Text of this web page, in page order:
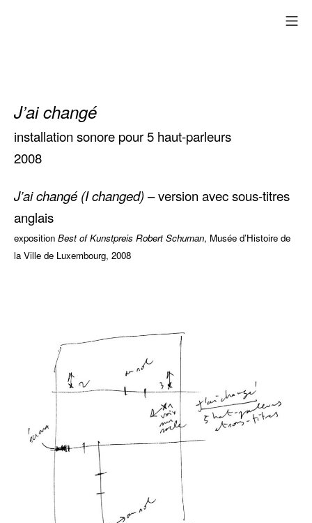
J’ai changé
installation sonore pour 5 haut-parleurs
2008
J’ai changé (I changed) – version avec sous-titres
anglais
exposition Best of Kunstpreis Robert Schuman, Musée d’Histoire de
la Ville de Luxembourg, 2008